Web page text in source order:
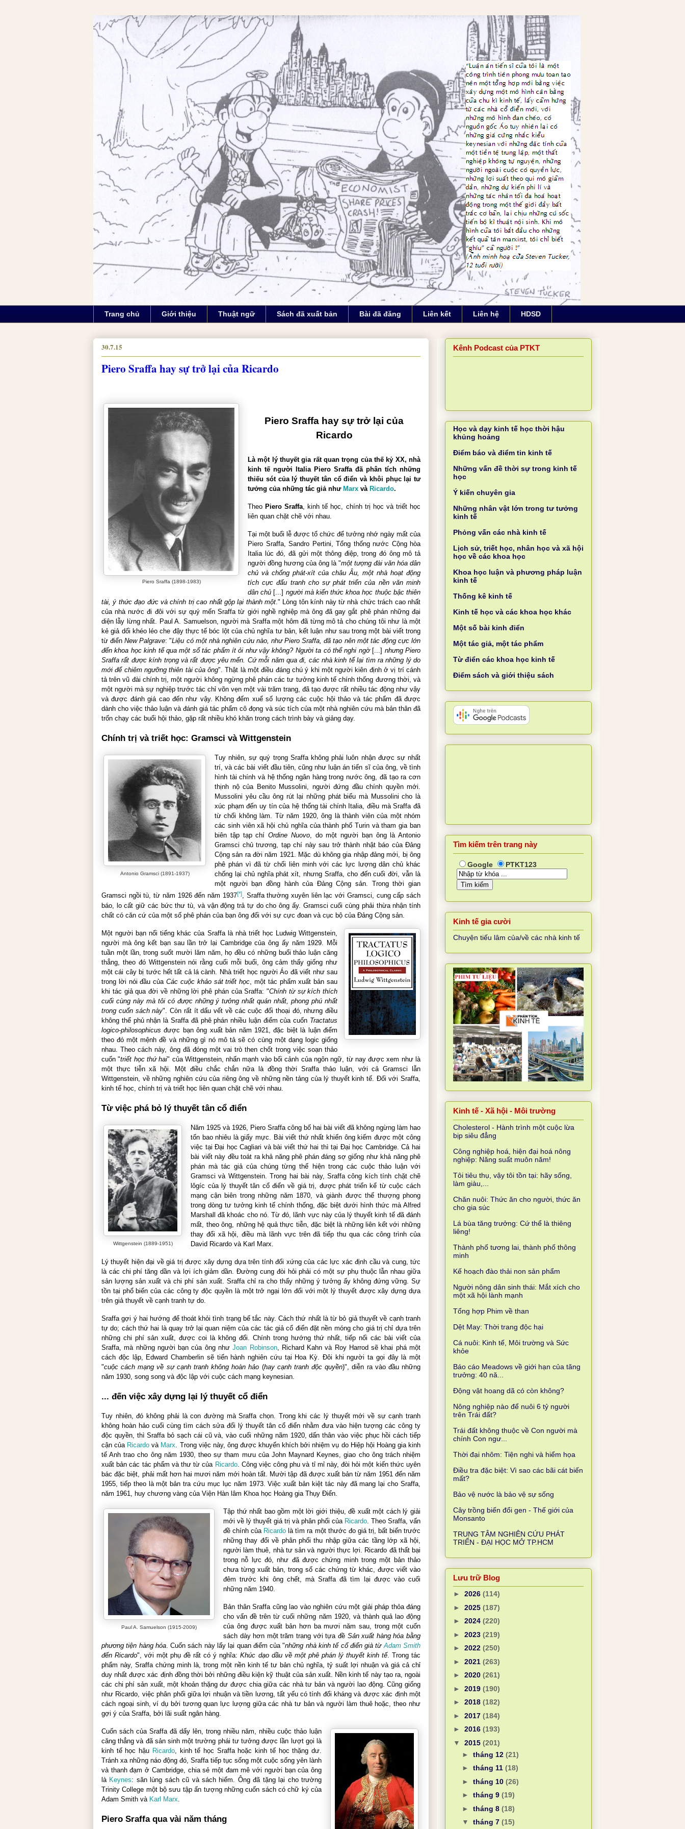
Trang chủ Giới thiệu Thuật ngữ Sách đã xuất bản Bài đã đăng Liên kết Liên hệ HDSD
30.7.15
Piero Sraffa hay sự trở lại của Ricardo
Piero Sraffa (1898-1983)
Piero Sraffa hay sự trở lại của
Ricardo
Là một lý thuyết gia rất quan trọng của thế kỷ XX, nhà
kinh tế người Italia Piero Sraffa đã phân tích những
thiếu sót của lý thuyết tân cổ điển và khôi phục lại tư
tưởng của những tác giả như Marx và Ricardo.
Theo Piero Sraffa, kinh tế học, chính trị học và triết học
liên quan chặt chẽ với nhau.
Tại một buổi lễ được tổ chức để tưởng nhớ ngày mất của
Piero Sraffa, Sandro Pertini, Tổng thống nước Cộng hòa
Italia lúc đó, đã gửi một thông điệp, trong đó ông mô tả
người đồng hương của ông là "một tượng đài văn hóa dân
chủ và chống phát-xít của châu Âu, một nhà hoạt động
tích cực đấu tranh cho sự phát triển của nền văn minh
dân chủ [...] người mà kiến thức khoa học thuộc bậc thiên
tài, ý thức đạo đức và chính trị cao nhất gộp lại thành một." Lòng tôn kính này từ nhà chức trách cao nhất
của nhà nước đi đôi với sự quý mến Sraffa từ giới nghề nghiệp mà ông đã gay gắt phê phán những đại
diện lẫy lừng nhất. Paul A. Samuelson, người mà Sraffa một hôm đã từng mô tả cho chúng tôi như là một
kẻ giả dối khéo léo che đậy thực tế bóc lột của chủ nghĩa tư bản, kết luận như sau trong một bài viết trong
từ điểnNew Palgrave: "Liệu có một nhà nghiên cứu nào, như Piero Sraffa, đã tạo nên một tác động cực lớn
đến khoa học kinh tế qua một số tác phẩm ít ỏi như vậy không? Người ta có thể nghi ngờ[...] nhưng Piero
Sraffa rất được kính trọng và rất được yêu mến. Cứ mỗi năm qua đi, các nhà kinh tế lại tìm ra những lý do
mới để chiêm ngưỡng thiên tài của ông". Thật là một điều đáng chú ý khi một người kiên định ở vị trí cánh
tả trên vũ đài chính trị, một người không ngừng phê phán các tư tưởng kinh tế chính thống đương thời, và
một người mà sự nghiệp trước tác chỉ võn vẹn một vài trăm trang, đã tạo được rất nhiều tác động như vậy
và được đánh giá cao đến như vậy. Không đếm xuể số lượng các cuộc hội thảo và tác phẩm đã được
dành cho việc thảo luận và đánh giá tác phẩm cô đọng và súc tích của một nhà nghiên cứu mà bản thân đã
trốn chạy các buổi hội thảo, gặp rất nhiều khó khăn trong cách trình bày và giảng dạy.
Chính trị và triết học: Gramsci và Wittgenstein
Antonio Gramsci (1891-1937)
Tuy nhiên, sự quý trọng Sraffa không phải luôn nhận được sự nhất
trí, và các bài viết đầu tiên, cũng như luận án tiến sĩ của ông, về tình
hình tài chính và hệ thống ngân hàng trong nước ông, đã tạo ra cơn
thịnh nộ của Benito Mussolini, người đứng đầu chính quyền mới.
Mussolini yêu cầu ông rút lại những phát biểu mà Mussolini cho là
xúc phạm đến uy tín của hệ thống tài chính Italia, điều mà Sraffa đã
từ chối không làm. Từ năm 1920, ông là thành viên của một nhóm
các sinh viên xã hội chủ nghĩa của thành phố Turin và tham gia ban
biên tập tạp chí Ordine Nuovo, do một người bạn ông là Antonio
Gramsci chủ trương, tạp chí này sau trở thành nhật báo của Đảng
Cộng sản ra đời năm 1921. Mặc dù không gia nhập đảng mới, bị ông
phê phán vì đã từ chối liên minh với các lực lượng dân chủ khác
chống lại chủ nghĩa phát xít, nhưng Sraffa, cho đến cuối đời, vẫn là
một người bạn đồng hành của Đảng Cộng sản. Trong thời gian
Gramsci ngồi tù, từ năm 1926 đến năm 1937[*], Sraffa thường xuyên liên lạc với Gramsci, cung cấp sách
báo, lo cất giữ các bức thư tù, và vận động trả tự do cho ông ấy. Gramsci cuối cùng phải thừa nhận tính
chất có căn cứ của một số phê phán của bạn ông đối với sự cực đoan và cục bộ của Đảng Cộng sản.
Một người bạn nổi tiếng khác của Sraffa là nhà triết học Ludwig Wittgenstein,
người mà ông kết bạn sau lần trở lại Cambridge của ông ấy năm 1929. Mỗi
tuần một lần, trong suốt mười lăm năm, họ đều có những buổi thảo luận căng
thẳng, theo đó Wittgenstein nói rằng cuối mỗi buổi, ông cảm thấy giống như
một cái cây bị tước hết tất cả lá cành. Nhà triết học người Áo đã viết như sau
trong lời nói đầu củaCác cuộc khảo sát triết học , một tác phẩm xuất bản sau
khi tác giả qua đời về những lời phê phán của Sraffa: "Chính từ sự kích thích
cuối cùng này mà tôi có được những ý tưởng nhất quán nhất, phong phú nhất
trong cuốn sách này". Còn rất ít dấu vết về các cuộc đối thoại đó, nhưng điều
không thể phủ nhận là Sraffa đã phê phán nhiều luận điểm của cuốn Tractatus
logico-philosophicus được bạn ông xuất bản năm 1921, đặc biệt là luận điểm
theo đó một mệnh đề và những gì nó mô tả sẽ có cùng một dạng logic giống
nhau. Theo cách này, ông đã đóng một vai trò then chốt trong việc soạn thảo
cuốn "triết học thứ hai" của Wittgenstein, nhấn mạnh vào bối cảnh của ngôn ngữ, từ nay được xem như là
một thực tiễn xã hội. Một điều chắc chắn nữa là đồng thời Sraffa thảo luận, với cả Gramsci lẫn
Wittgenstein, về những nghiên cứu của riêng ông về những nền tảng của lý thuyết kinh tế. Đối với Sraffa,
kinh tế học, chính trị và triết học liên quan chặt chẽ với nhau.
Từ việc phá bỏ lý thuyết tân cổ điển
Wittgenstein (1889-1951)
Năm 1925 và 1926, Piero Sraffa công bố hai bài viết đã không ngừng làm hao
tốn bao nhiêu là giấy mực. Bài viết thứ nhất khiến ông kiếm được một công
việc tại Đại học Cagliari và bài viết thứ hai thì tại Đại học Cambridge. Cả hai
bài viết này đều toát ra khả năng phê phán đáng sợ giống như khả năng phê
phán mà tác giả của chúng từng thể hiện trong các cuộc thảo luận với
Gramsci và Wittgenstein. Trong hai bài này, Sraffa công kích tính chặt chẽ
lôgíc của lý thuyết tân cổ điển về giá trị, được phát triển kể từ cuộc cách
mạng cận biên trong những năm 1870, và giành được thế thượng phong
trong dòng tư tưởng kinh tế chính thống, đặc biệt dưới hình thức mà Alfred
Marshall đã khoác cho nó. Từ đó, lãnh vực này của lý thuyết kinh tế đã đánh
mất, theo ông, những hệ quả thực tiễn, đặc biệt là những liên kết với những
thay đổi xã hội, điều mà lãnh vực trên đã tiếp thu qua các công trình của
David Ricardo và Karl Marx
Lý thuyết hiện đại về giá trị được xây dựng dựa trên tính đối xứng của các lực xác định cầu và cung, tức
là các chi phí tăng dần và lợi ích giảm dần. Đường cung đòi hỏi phải có một sự phụ thuộc lẫn nhau giữa
sản lượng sản xuất và chi phí sản xuất. Sraffa chỉ ra cho thấy những ý tưởng ấy không đứng vững. Sự
tồn tại phổ biến của các công ty độc quyền là một trở ngại lớn đối với một lý thuyết được xây dựng dựa
trên giả thuyết về cạnh tranh tự do.
Sraffa gợi ý hai hướng để thoát khỏi tình trạng bế tắc này. Cách thứ nhất là từ bỏ giả thuyết về cạnh tranh
tự do; cách thứ hai là quay trở lại quan niệm của các tác giả cổ điển đặt nền móng cho giá trị chỉ dựa trên
những chi phí sản xuất, được coi là không đổi. Chính trong hướng thứ nhất, tiếp nối các bài viết của
Sraffa, mà những người bạn của ông nhưJoan Robinson, Richard Kahn và Roy Harrod sẽ khai phá một
cách độc lập, Edward Chamberlin sẽ tiến hành nghiên cứu tại Hoa Kỳ. Đôi khi người ta gọi đây là một
"cuộc cách mạng về sự cạnh tranh không hoàn hảo (hay cạnh tranh độc quyền)", diễn ra vào đầu những
năm 1930, song song và độc lập với cuộc cách mạng keynesian.
... đến việc xây dựng lại lý thuyết cổ điển
Tuy nhiên, đó không phải là con đường mà Sraffa chọn. Trong khi các lý thuyết mới về sự cạnh tranh
không hoàn hảo cuối cùng tìm cách sửa đổi lý thuyết tân cổ điển nhằm đưa vào hiện tượng các công ty
độc quyền, thì Sraffa bỏ sạch cái cũ và, vào cuối những nãm 1920, dấn thân vào việc phục hồi cách tiếp
cận của Ricardo và Marx . Trong việc này, ông được khuyến khích bởi nhiệm vụ do Hiệp hội Hoàng gia kinh
tế Anh trao cho ông năm 1930, theo sự tham mưu của John Maynard Keynes , giao cho ông trách nhiệm
xuất bản các tác phẩm và thư từ của Ricardo. Công việc công phu và tỉ mỉ này, đòi hỏi một kiến thức uyên
bác đặc biệt, phải mất hơn hai mươi năm mới hoàn tất. Mười tập đã được xuất bản từ năm 1951 đến năm
1955, tiếp theo là một bản tra cứu mục lục năm 1973. Việc xuất bản kiệt tác này đã mang lại cho Sraffa,
năm 1961, huy chương vàng của Viện Hàn lâm Khoa học Hoàng gia Thụy Điển.
Paul A. Samuelson (1915-2009)
Tập thứ nhất bao gồm một lời giới thiệu, đề xuất một cách lý giải
mới về lý thuyết giá trị và phân phối của Ricardo . Theo Sraffa, vấn
đề chính của Ricardo là tìm ra một thước đo giá trị, bất biến trước
những thay đổi về phân phối thu nhập giữa các tầng lớp xã hội,
người làm thuê, nhà tư sản và người thực lợi. Ricardo đã thất bại
trong nỗ lực đó, như đã được chứng minh trong một bản thảo
chưa từng xuất bản, trong số các chứng từ khác, được viết vào
đêm trước khi ông chết, mà Sraffa đã tìm lại được vào cuối
những năm 1940.
Bản thân Sraffa cũng lao vào nghiên cứu một giải pháp thỏa đáng
cho vấn đề trên từ cuối những năm 1920, và thành quả lao động
của ông được xuất bản hơn ba mươi năm sau, trong một cuốn
sách dày hơn một trăm trang với tựa đề Sản xuất hàng hóa bằng
phương tiện hàng hóa. Cuốn sách này lấy lại quan điểm của "những nhà kinh tế cổ điển già từ Adam Smith
đến Ricardo", với một phụ đề rất có ý nghĩa:Khúc dạo dầu về một phê phán lý thuyết kinh tế. Trong tác
phẩm này, Sraffa chứng minh là, trong một nền kinh tế tư bản chủ nghĩa, tỷ suất lợi nhuận và giá cả chỉ
duy nhất được xác định đồng thời bởi những điều kiện kỹ thuật của sản xuất. Nền kinh tế này tạo ra, ngoài
các chi phí sản xuất, một khoản thặng dư được chia giữa các nhà tư bản và người lao động. Cũng giống
như Ricardo, việc phân phối giữa lợi nhuận và tiền lương, tất yếu có tính đối kháng và được xác định một
cách ngoại sinh, ví dụ bởi tương quan lực lượng giữa các nhà tư bản và người làm thuê hoặc, theo như
gợi ý của Sraffa, bởi lãi suất ngân hàng.
Cuốn sách của Sraffa đã dấy lên, trong nhiều năm, nhiều cuộc thảo luận
căng thẳng và đã sản sinh một trường phái tư tưởng được lần lượt gọi là
kinh tế học hậu Ricardo, kinh tế học Sraffa hoặc kinh tế học thặng dư.
Tránh xa những náo động đó, Sraffa tiếp tục sống một cuộc sống yên lành
và thanh đạm ở Cambridge, chia sẻ một đam mê với người bạn của ông
là Keynes: săn lùng sách cũ và sách hiếm. Ông đã tặng lại cho trường
Trinity College một bộ sưu tập ấn tượng những cuốn sách có chữ ký của
Adam Smith và Karl Marx
Piero Sraffa qua vài năm tháng
Kênh Podcast của PTKT
Học và dạy kinh tế học thời hậu
khủng hoảng
Điểm báo và điểm tin kinh tế
Những vấn đề thời sự trong kinh tế
học
Ý kiến chuyên gia
Những nhân vật lớn trong tư tưởng
kinh tế
Phỏng vấn các nhà kinh tế
Lịch sử, triết học, nhân học và xã hội
học về các khoa học
Khoa học luận và phương pháp luận
kinh tế
Thống kê kinh tế
Kinh tế học và các khoa học khác
Một số bài kinh điển
Một tác giả, một tác phẩm
Từ điển các khoa học kinh tế
Điểm sách và giới thiệu sách
Tìm kiếm trên trang này
Google PTKT123
Kinh tế gia cười
Chuyện tiếu lâm của/về các nhà kinh tế
Kinh tế - Xã hội - Môi trường
Cholesterol - Hành trình một cuộc lừa
bịp siêu đẳng
Công nghiệp hoá, hiện đại hoá nông
nghiệp: Năng suất muôn năm!
Tôi tiêu thụ, vậy tôi tồn tại: hãy sống,
làm giàu,...
Chăn nuôi: Thức ăn cho người, thức ăn
cho gia súc
Lá bùa tăng trưởng: Cứ thể là thiêng
liêng!
Thành phố tương lai, thành phố thông
minh
Kế hoạch đào thải non sản phẩm
Người nông dân sinh thái: Mắt xích cho
một xã hội lành mạnh
Tổng hợp Phim về than
Dệt May: Thời trang độc hại
Cá nuôi: Kinh tế, Môi trường và Sức
khỏe
Báo cáo Meadows về giới hạn của tăng
trưởng: 40 nă...
Động vật hoang dã có còn không?
Nông nghiệp nào để nuôi 6 tỷ người
trên Trái đất?
Trái đất không thuộc về Con người mà
chính Con ngư...
Thời đại nhôm: Tiện nghi và hiểm họa
Điều tra đặc biệt: Vì sao các bãi cát biến
mất?
Bảo vệ nước là bảo vệ sự sống
Cây trồng biến đổi gen - Thế giới của
Monsanto
TRUNG TÂM NGHIÊN CỨU PHÁT
TRIỂN - ĐẠI HỌC MỞ TP.HCM
Lưu trữ Blog
► 2026 (114)
► 2025 (187)
► 2024 (220)
► 2023 (219)
► 2022 (250)
► 2021 (263)
► 2020 (261)
► 2019 (190)
► 2018 (182)
► 2017 (184)
► 2016 (193)
▼ 2015 (201)
► tháng 12 (21)
► tháng 11 (18)
► tháng 10 (26)
► tháng 9 (19)
► tháng 8 (18)
▼ tháng 7 (15)